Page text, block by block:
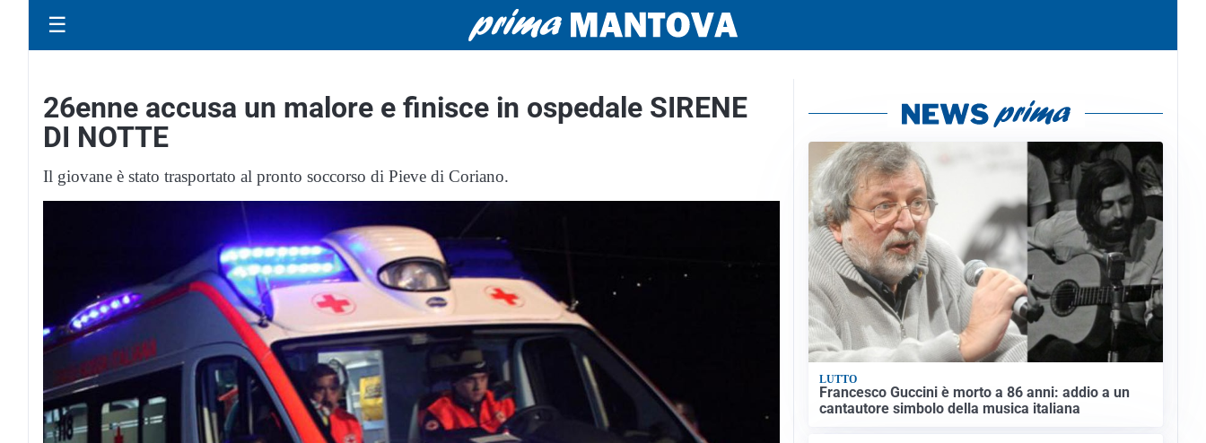
☰
26enne accusa un malore e finisce in ospedale SIRENE
DI NOTTE
Il giovane è stato trasportato al pronto soccorso di Pieve di Coriano.
LUTTO
Francesco Guccini è morto a 86 anni: addio a un
cantautore simbolo della musica italiana